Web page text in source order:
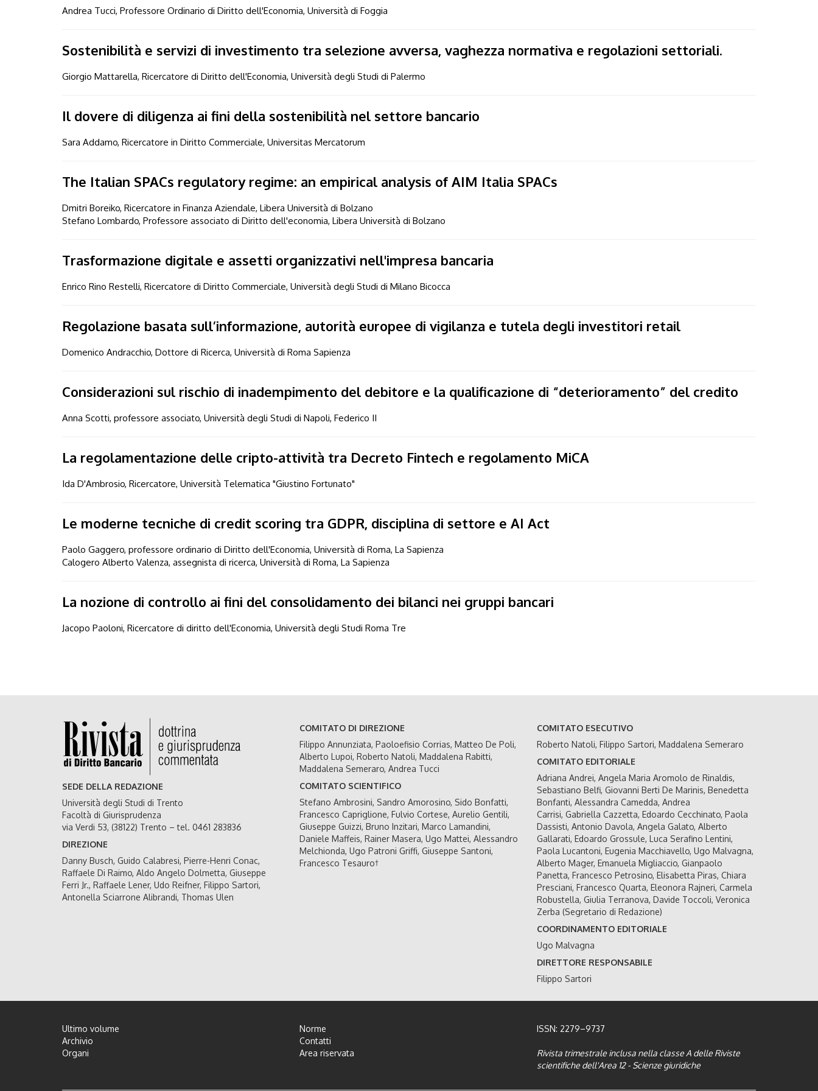
Andrea Tucci, Professore Ordinario di Diritto dell'Economia, Università di Foggia
Sostenibilità e servizi di investimento tra selezione avversa, vaghezza normativa e regolazioni settoriali.
Giorgio Mattarella, Ricercatore di Diritto dell'Economia, Università degli Studi di Palermo
Il dovere di diligenza ai fini della sostenibilità nel settore bancario
Sara Addamo, Ricercatore in Diritto Commerciale, Universitas Mercatorum
The Italian SPACs regulatory regime: an empirical analysis of AIM Italia SPACs
Dmitri Boreiko, Ricercatore in Finanza Aziendale, Libera Università di Bolzano
Stefano Lombardo, Professore associato di Diritto dell'economia, Libera Università di Bolzano
Trasformazione digitale e assetti organizzativi nell'impresa bancaria
Enrico Rino Restelli, Ricercatore di Diritto Commerciale, Università degli Studi di Milano Bicocca
Regolazione basata sull’informazione, autorità europee di vigilanza e tutela degli investitori retail
Domenico Andracchio, Dottore di Ricerca, Università di Roma Sapienza
Considerazioni sul rischio di inadempimento del debitore e la qualificazione di “deterioramento” del credito
Anna Scotti, professore associato, Università degli Studi di Napoli, Federico II
La regolamentazione delle cripto-attività tra Decreto Fintech e regolamento MiCA
Ida D'Ambrosio, Ricercatore, Università Telematica "Giustino Fortunato"
Le moderne tecniche di credit scoring tra GDPR, disciplina di settore e AI Act
Paolo Gaggero, professore ordinario di Diritto dell'Economia, Università di Roma, La Sapienza
Calogero Alberto Valenza, assegnista di ricerca, Università di Roma, La Sapienza
La nozione di controllo ai fini del consolidamento dei bilanci nei gruppi bancari
Jacopo Paoloni, Ricercatore di diritto dell'Economia, Università degli Studi Roma Tre
SEDE DELLA REDAZIONE
Università degli Studi di Trento
Facoltà di Giurisprudenza
via Verdi 53, (38122) Trento – tel. 0461 283836
DIREZIONE
Danny Busch, Guido Calabresi, Pierre-Henri Conac,
Raffaele Di Raimo, Aldo Angelo Dolmetta, Giuseppe
Ferri Jr., Raffaele Lener, Udo Reifner, Filippo Sartori,
Antonella Sciarrone Alibrandi, Thomas Ulen
COMITATO DI DIREZIONE
Filippo Annunziata, Paoloefisio Corrias, Matteo De Poli,
Alberto Lupoi, Roberto Natoli, Maddalena Rabitti,
Maddalena Semeraro, Andrea Tucci
COMITATO SCIENTIFICO
Stefano Ambrosini, Sandro Amorosino, Sido Bonfatti,
Francesco Capriglione, Fulvio Cortese, Aurelio Gentili,
Giuseppe Guizzi, Bruno Inzitari, Marco Lamandini,
Daniele Maffeis, Rainer Masera, Ugo Mattei, Alessandro
Melchionda, Ugo Patroni Griffi, Giuseppe Santoni,
Francesco Tesauro†
COMITATO ESECUTIVO
Roberto Natoli, Filippo Sartori, Maddalena Semeraro
COMITATO EDITORIALE
Adriana Andrei, Angela Maria Aromolo de Rinaldis,
Sebastiano Belfi, Giovanni Berti De Marinis, Benedetta
Bonfanti, Alessandra Camedda, Andrea
Carrisi, Gabriella Cazzetta, Edoardo Cecchinato, Paola
Dassisti, Antonio Davola, Angela Galato, Alberto
Gallarati, Edoardo Grossule, Luca Serafino Lentini,
Paola Lucantoni, Eugenia Macchiavello, Ugo Malvagna,
Alberto Mager, Emanuela Migliaccio, Gianpaolo
Panetta, Francesco Petrosino, Elisabetta Piras, Chiara
Presciani, Francesco Quarta, Eleonora Rajneri, Carmela
Robustella, Giulia Terranova, Davide Toccoli, Veronica
Zerba (Segretario di Redazione)
COORDINAMENTO EDITORIALE
Ugo Malvagna
DIRETTORE RESPONSABILE
Filippo Sartori
Ultimo volume
Archivio
Organi
Norme
Contatti
Area riservata
ISSN: 2279–9737
Rivista trimestrale inclusa nella classe A delle Riviste
scientifiche dell'Area 12 - Scienze giuridiche